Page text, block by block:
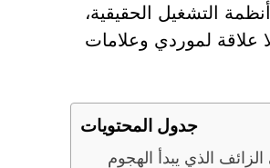
التشغيل الحقيقية،
علاقة لموردي وعلامات
جدول المحتويات
الزائف الذي يبدأ الهجوم